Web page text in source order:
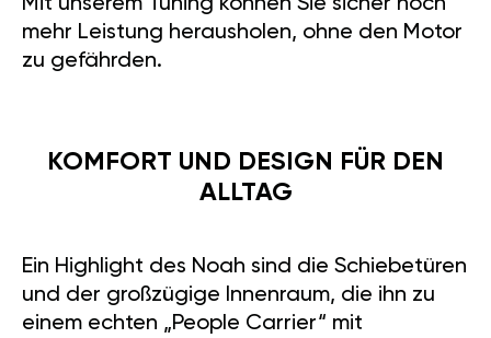
Mit unserem Tuning können Sie sicher noch
mehr Leistung herausholen, ohne den Motor
zu gefährden.
KOMFORT UND DESIGN FÜR DEN
ALLTAG
Ein Highlight des Noah sind die Schiebetüren
und der großzügige Innenraum, die ihn zu
einem echten „People Carrier“ mit